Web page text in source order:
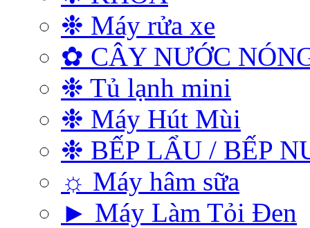
❉ Máy rửa xe
✿ CÂY NƯỚC
❉ Tủ lạnh mini
❉ Máy Hút Mùi
❉ BẾP LẨU / BẾP
☼ Máy hâm sữa
► Máy Làm Tỏi Đen